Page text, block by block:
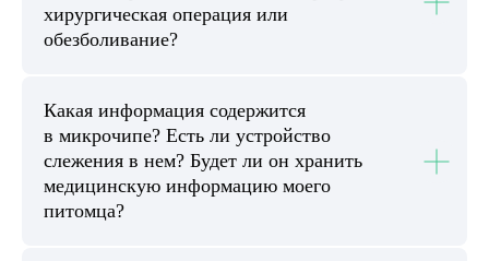
хирургическая операция или
обезболивание?
Какая информация содержится
в микрочипе? Есть ли устройство
слежения в нем? Будет ли он хранить
медицинскую информацию моего
питомца?